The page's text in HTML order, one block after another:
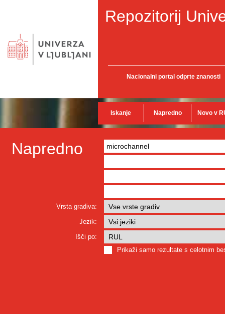
Repozitorij
Nacionalni portal odprte znanosti
Iskanje Napredno Novo v
Napredno
Vrsta gradiva:
Jezik:
Išči po:
Prikaži samo rezultate s celotnim